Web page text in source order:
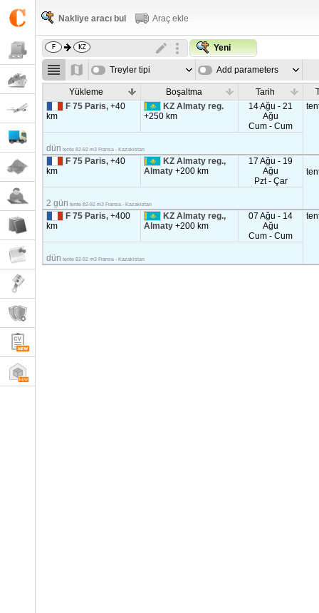
Nakliye aracı bul Araç ekle
Yeni
Treyler tipi Add parameters
Yükleme Boşaltma Tarih
F 75 Paris,+40
km
KZ Almaty reg.
+250 km
14 Ağu - 21
Ağu
Cum - Cum
dün tente 82-92 m3 Fransa - Kazakistan
F 75 Paris,+40
km
KZ Almaty reg.,
Almaty+200 km
17 Ağu - 19
Ağu
Pzt - Çar
2 gün tente 82-92 m3 Fransa - Kazakistan
F 75 Paris,+400
km
KZ Almaty reg.,
Almaty+200 km
07 Ağu - 14
Ağu
Cum - Cum
dün tente 82-92 m3 Fransa - Kazakistan